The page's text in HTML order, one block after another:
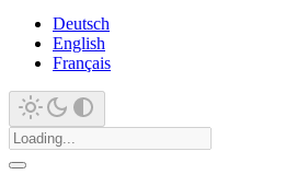
Deutsch
English
Français